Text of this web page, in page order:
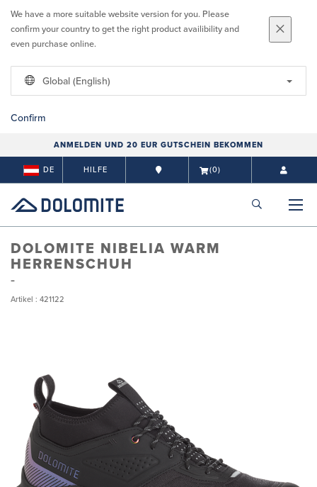
We have a more suitable website version for you. Please
confirm your country to get the right product availibility and
even purchase online.
Global (English)
Confirm
ANMELDEN UND 20 EUR GUTSCHEIN BEKOMMEN
DE HILFE (0)
DOLOMITE NIBELIA WARM
HERRENSCHUH
Artikel : 421122